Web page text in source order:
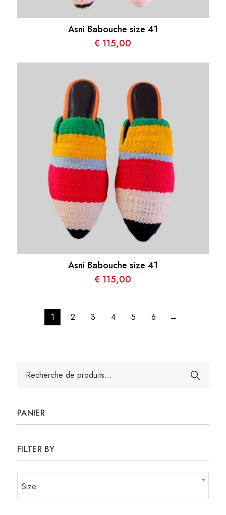
Asni Babouche size 41
€ 115,00
Asni Babouche size 41
€ 115,00
1 2 3 4 5 6 →
pour :
PANIER
FILTER BY
Size